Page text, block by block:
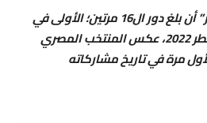
وسبق لمنتخب “السوكيروز” أن بلغ دور ال16 مرتين؛ الأولى في
ألمانيا 2006، والثانية في قطر 2022، عكس المنتخب المصري
مرة في تاريخ مشاركاته